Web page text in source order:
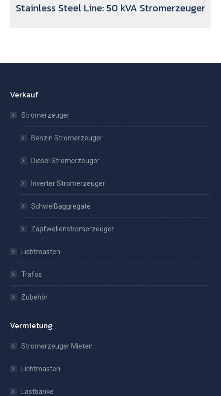
Nächster
Stainless Steel Line: 50 kVA Stromerzeuger
Verkauf
Stromerzeuger
Benzin Stromerzeuger
Diesel Stromerzeuger
Inverter Stromerzeuger
Schweißaggregate
Zapfwellenstromerzeuger
Lichtmasten
Trafos
Zubehör
Vermietung
Stromerzeuger Mieten
Lichtmasten
Lastbänke